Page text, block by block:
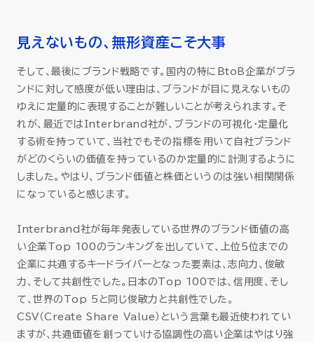
見えないもの、無形資産こそ大事
そして、最後にブランド戦略です。国内の特にBtoB企業がブラ
ンドに対して感度が低い理由は、ブランドが目に見えないもの
ゆえに定量的に表現することが難しいことが考えられます。そ
れが、最近ではInterbrand社が、ブランドの可視化・定量化
する術を持っていて、当社でもその指標を用いて自社ブランド
がどのくらいの価値を持っているのか定量的に計測するように
しました。やはり、ブランド価値と株価というのは強い相関関係
になっていると感じます。
Interbrand社が毎年発表している世界のブランド価値の高
い企業Top 100のランキングを出していて、上位5位までの
企業に共通するキードライバーとなった要素は、志向力、俊敏
力、そして共創性でした。日本のTop 100では、信用度、そし
て、世界のTop 5と同じ俊敏力と共創性でした。
CSV（Create Share Value）という言葉も最近使われてい
ますが、共通価値を創っていける協調性の高い企業はやはり強